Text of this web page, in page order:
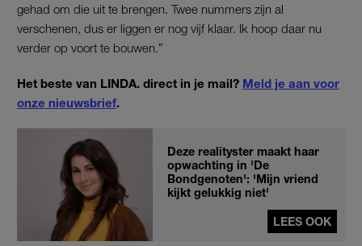
gehad om die uit te brengen. Twee nummers zijn al
verschenen, dus er liggen er nog vijf klaar. Ik hoop daar nu
verder op voort te bouwen.”
Het beste van LINDA. direct in je mail? Meld je aan voor
onze nieuwsbrief.
Deze realityster maakt haar
opwachting in 'De
Bondgenoten': 'Mijn vriend
kijkt gelukkig niet'
LEES OOK